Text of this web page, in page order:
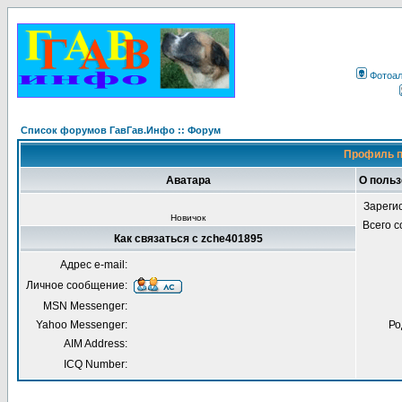
Список форумов ГавГав.Инфо :: Форум
Профиль
Аватара О
Новичок
Всего
Как связаться с zche401895
Адрес e-mail:
Личное сообщение:
MSN Messenger:
Yahoo Messenger:
AIM Address:
ICQ Number: